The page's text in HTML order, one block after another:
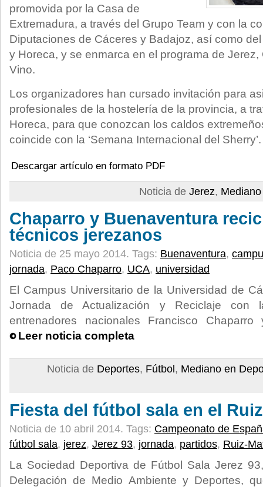
promovida por la Casa de
Extremadura, a través del Grupo Team y con la
Diputaciones de Cáceres y Badajoz, así como
y Horeca, y se enmarca en el programa de
Vino.
Los organizadores han cursado invitación para
profesionales de la hostelería de la provincia, a
Horeca, para que conozcan los caldos
coincide con la ‘Semana Internacional del Sherry’.
Descargar artículo en formato PDF
Noticia de Jerez,
Chaparro y Buenaventura
técnicos jerezanos
Noticia de 25 mayo 2014. Tags: Buenaventura,
jornada, Paco Chaparro, UCA, universidad
El Campus Universitario de la Universidad de
Jornada de Actualización y Reciclaje con
entrenadores nacionales Francisco Chaparro
Leer noticia completa
Noticia de Deportes, Fútbol , Mediano en
Fiesta del fútbol sala en el
Noticia de 10 abril 2014. Tags: Campeonato de
fútbol sala, jerez, Jerez 93, jornada, partidos, Ruiz-
La Sociedad Deportiva de Fútbol Sala Jerez
Delegación de Medio Ambiente y Deportes,